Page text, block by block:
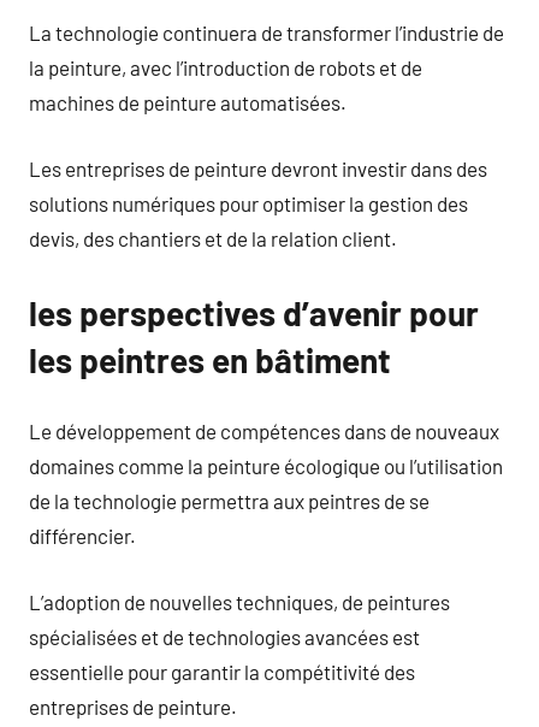
La technologie continuera de transformer l’industrie de
la peinture, avec l’introduction de robots et de
machines de peinture automatisées.
Les entreprises de peinture devront investir dans des
solutions numériques pour optimiser la gestion des
devis, des chantiers et de la relation client.
les perspectives d’avenir pour
les peintres en bâtiment
Le développement de compétences dans de nouveaux
domaines comme la peinture écologique ou l’utilisation
de la technologie permettra aux peintres de se
différencier.
L’adoption de nouvelles techniques, de peintures
spécialisées et de technologies avancées est
essentielle pour garantir la compétitivité des
entreprises de peinture.